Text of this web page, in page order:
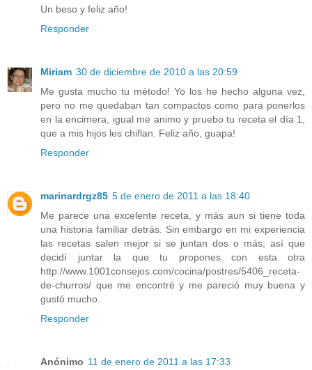
Un beso y feliz año!
Responder
Miriam 30 de diciembre de 2010 a las 20:59
Me gusta mucho tu método! Yo los he hecho alguna vez,
pero no me quedaban tan compactos como para ponerlos
en la encimera, igual me animo y pruebo tu receta el día 1,
que a mis hijos les chiflan. Feliz año, guapa!
Responder
marinardrgz85 5 de enero de 2011 a las 18:40
Me parece una excelente receta, y más aun si tiene toda
una historia familiar detrás. Sin embargo en mi experiencia
las recetas salen mejor si se juntan dos o más, así que
decidí juntar la que tu propones con esta otra
http://www.1001consejos.com/cocina/postres/5406_receta-
de-churros/ que me encontré y me pareció muy buena y
gustó mucho.
Responder
Anónimo 11 de enero de 2011 a las 17:33